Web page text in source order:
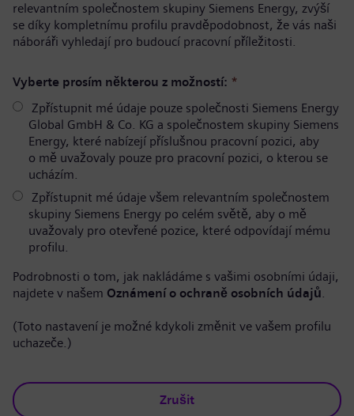
relevantním společnostem skupiny Siemens Energy, zvýší
se díky kompletnímu profilu pravděpodobnost, že vás naši
náboráři vyhledají pro budoucí pracovní příležitosti.
Vyberte prosím některou z možností: *
Zpřístupnit mé údaje pouze společnosti Siemens Energy
Global GmbH & Co. KG a společnostem skupiny Siemens
Energy, které nabízejí příslušnou pracovní pozici, aby
o mě uvažovaly pouze pro pracovní pozici, o kterou se
ucházím.
Zpřístupnit mé údaje všem relevantním společnostem
skupiny Siemens Energy po celém světě, aby o mě
uvažovaly pro otevřené pozice, které odpovídají mému
profilu.
Podrobnosti o tom, jak nakládáme s vašimi osobními údaji,
najdete v našem Oznámení o ochraně osobních údajů.
(Toto nastavení je možné kdykoli změnit ve vašem profilu
uchazeče.)
Zrušit